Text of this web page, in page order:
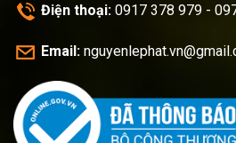
Điện thoại: 0917 378 979 -
Email: